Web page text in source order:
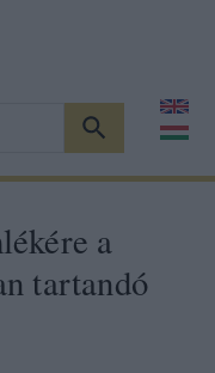
KERESÉS
a
tartandó